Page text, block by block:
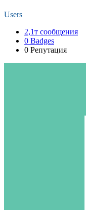
Users
2,1т сообщения
0 Badges
0 Репутация